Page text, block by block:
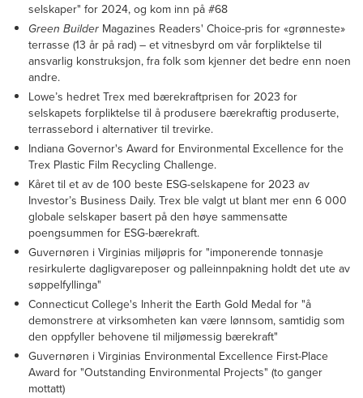
selskaper" for 2024, og kom inn på #68
Green Builder Magazines Readers' Choice-pris for «grønneste»
terrasse (13 år på rad) – et vitnesbyrd om vår forpliktelse til
ansvarlig konstruksjon, fra folk som kjenner det bedre enn noen
andre.
Lowe’s hedret Trex med bærekraftprisen for 2023 for
selskapets forpliktelse til å produsere bærekraftig produserte,
terrassebord i alternativer til trevirke.
Indiana Governor's Award for Environmental Excellence for the
Trex Plastic Film Recycling Challenge.
Kåret til et av de 100 beste ESG-selskapene for 2023 av
Investor’s Business Daily. Trex ble valgt ut blant mer enn 6 000
globale selskaper basert på den høye sammensatte
poengsummen for ESG-bærekraft.
Guvernøren i Virginias miljøpris for "imponerende tonnasje
resirkulerte dagligvareposer og palleinnpakning holdt det ute av
søppelfyllinga"
Connecticut College's Inherit the Earth Gold Medal for "å
demonstrere at virksomheten kan være lønnsom, samtidig som
den oppfyller behovene til miljømessig bærekraft"
Guvernøren i Virginias Environmental Excellence First-Place
Award for "Outstanding Environmental Projects" (to ganger
mottatt)